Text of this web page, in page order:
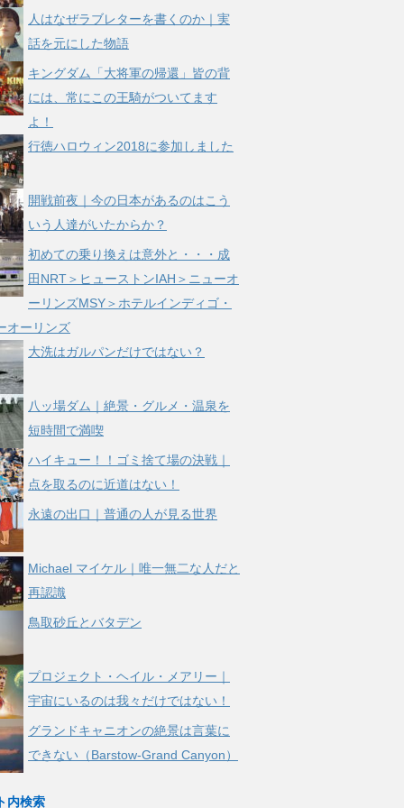
人はなぜラブレターを書くのか｜実
話を元にした物語
キングダム「大将軍の帰還」皆の背
には、常にこの王騎がついてます
よ！
行徳ハロウィン2018に参加しました
開戦前夜｜今の日本があるのはこう
いう人達がいたからか？
初めての乗り換えは意外と・・・成
田NRT＞ヒューストンIAH＞ニューオ
ーリンズMSY＞ホテルインディゴ・
オーリンズ
大洗はガルパンだけではない？
八ッ場ダム｜絶景・グルメ・温泉を
短時間で満喫
ハイキュー！！ゴミ捨て場の決戦｜
点を取るのに近道はない！
永遠の出口｜普通の人が見る世界
Michael マイケル｜唯一無二な人だと
再認識
鳥取砂丘とバタデン
プロジェクト・ヘイル・メアリー｜
宇宙にいるのは我々だけではない！
グランドキャニオンの絶景は言葉に
できない（Barstow-Grand Canyon）
内検索